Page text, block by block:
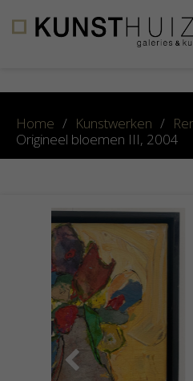
Home / Kunstwerken /
Origineel bloemen III, 2004